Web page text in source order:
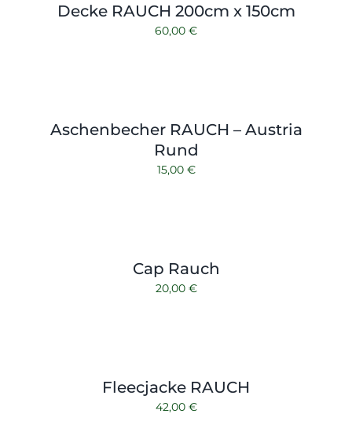
Decke RAUCH 200cm x 150cm
60,00 €
Aschenbecher RAUCH – Austria
Rund
15,00 €
Cap Rauch
20,00 €
Fleecjacke RAUCH
42,00 €